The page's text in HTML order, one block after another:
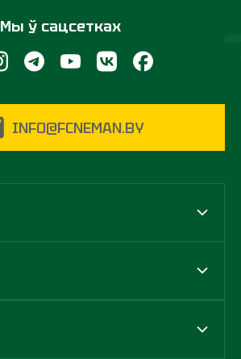
Мы ў сацсетках
INFO@FCNEMAN.BY